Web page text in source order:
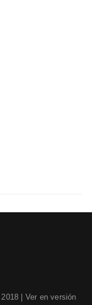
| Ver en versión